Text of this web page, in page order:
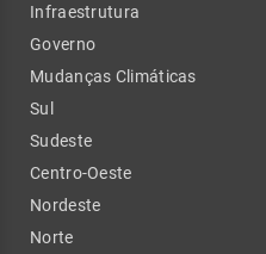
Infraestrutura
Governo
Mudanças Climáticas
Sul
Sudeste
Centro-Oeste
Nordeste
Norte